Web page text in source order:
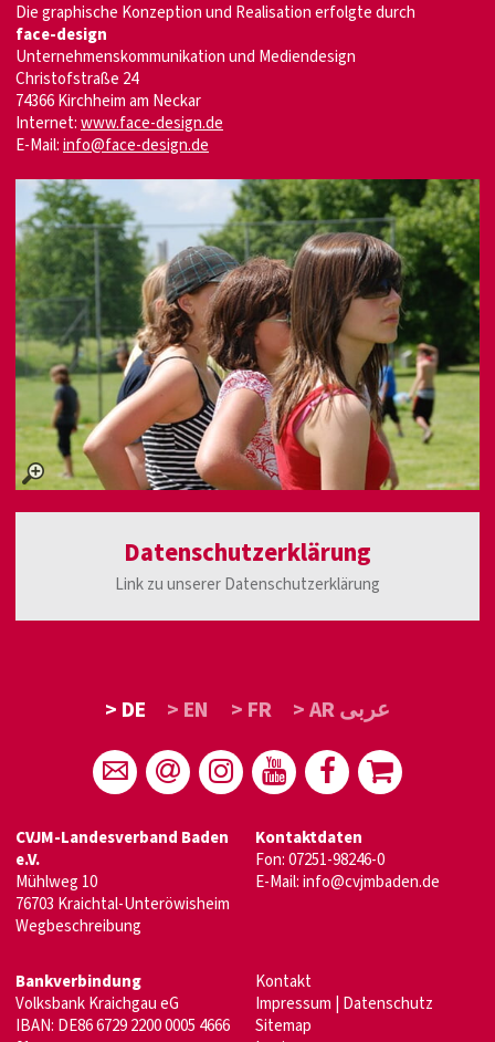
Die graphische Konzeption und Realisation erfolgte durch
face-design
Unternehmenskommunikation und Mediendesign
Christofstraße 24
74366 Kirchheim am Neckar
Internet:www.face-design.de
E-Mail:info@face-design.de
Datenschutzerklärung
Link zu unserer Datenschutzerklärung
> DE > EN > FR > AR عربى
CVJM-Landesverband Baden
e.V.
Mühlweg 10
76703 Kraichtal-Unteröwisheim
Wegbeschreibung
Kontaktdaten
Fon: 07251-98246-0
E-Mail:info@cvjmbaden.de
Bankverbindung
Volksbank Kraichgau eG
IBAN: DE86 6729 2200 0005 4666
Kontakt
Impressum | Datenschutz
Sitemap